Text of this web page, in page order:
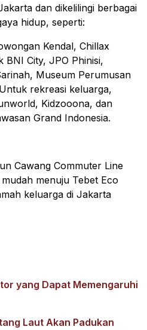
dan dikelilingi berbagai
hidup, seperti:
Kendal, Chillax
BNI City, JPO Phinisi,
Museum Perumusan
rekreasi keluarga,
Kidzooona, dan
Grand Indonesia.
Cawang Commuter Line
menuju Tebet Eco
keluarga di Jakarta
yang Dapat Memengaruhi
Laut Akan Padukan